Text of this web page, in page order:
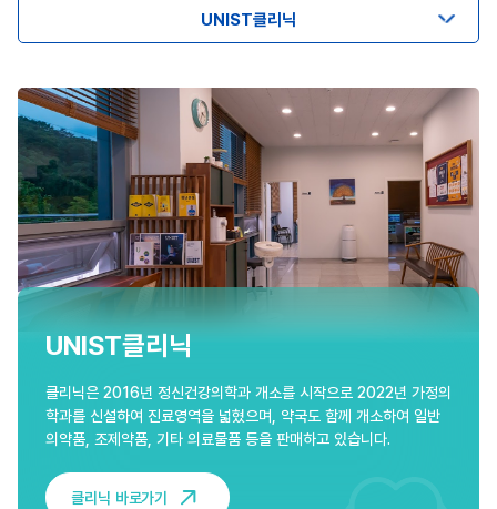
UNIST클리닉
UNIST클리닉
클리닉은 2016년 정신건강의학과 개소를 시작으로 2022년 가정의
학과를 신설하여 진료영역을 넓혔으며, 약국도 함께 개소하여 일반
의약품, 조제약품, 기타 의료물품 등을 판매하고 있습니다.
클리닉 바로가기